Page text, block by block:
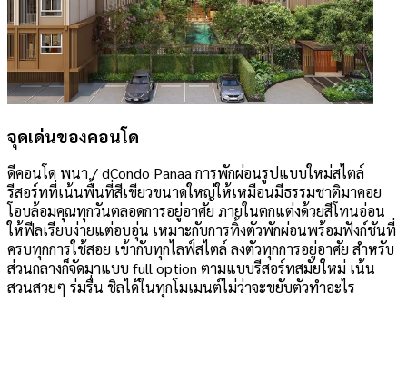
จุดเด่นของคอนโด
ดีคอนโด พนา / dCondo Panaa การพักผ่อนรูปแบบใหม่สไตล์
รีสอร์ทที่เน้นพื้นที่สีเขียวขนาดใหญ่ให้เหมือนมีธรรมชาติมาคอย
โอบล้อมคุณทุกวันตลอดการอยู่อาศัย ภายในตกแต่งด้วยสีโทนอ่อน
ให้ฟีลเรียบง่ายแต่อบอุ่น เหมาะกับการทิ้งตัวพักผ่อนพร้อมฟังก์ชันที่
ครบทุกการใช้สอย เข้ากับทุกไลฟ์สไตล์ ลงตัวทุกการอยู่อาศัย สำหรับ
ส่วนกลางก็จัดมาแบบ full option ตามแบบรีสอร์ทสมัยใหม่ เน้น
สวนสวยๆ ร่มรื่น ชิลได้ในทุกโมเมนต์ไม่ว่าจะขยับตัวทำอะไร